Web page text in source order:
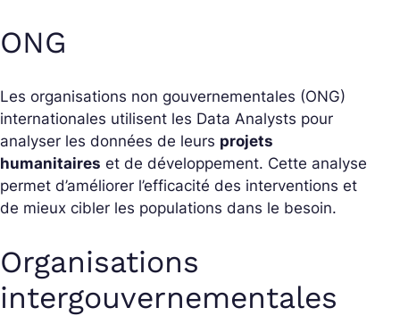
ONG
Les organisations non gouvernementales (ONG)
internationales utilisent les Data Analysts pour
analyser les données de leurs projets
humanitaires et de développement. Cette analyse
permet d’améliorer l’efficacité des interventions et
de mieux cibler les populations dans le besoin.
Organisations
intergouvernementales